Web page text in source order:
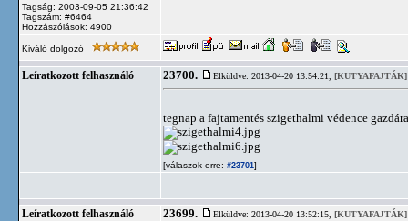
Tagság: 2003-09-05 21:36:42
Tagszám: #6464
Hozzászólások: 4900
Kiváló dolgozó
Leíratkozott felhasználó 23700. Elküldve: 2013-04-20 13:54:21, [KUTYAFAJTÁK]
tegnap a fajtamentés szigethalmi védence
[válaszok erre: #23701]
Leíratkozott felhasználó 23699. Elküldve: 2013-04-20 13:52:15, [KUTYAFAJTÁK]